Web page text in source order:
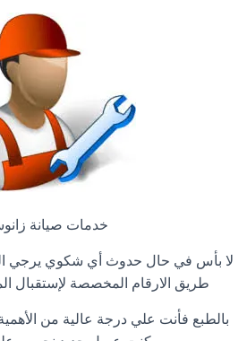
خدمات صيانة
لا بأس في حال حدوث أي شكوي يرجي
طريق الارقام المخصصة لإستقبال
بالطبع فأنت علي درجة عالية من الأهمية